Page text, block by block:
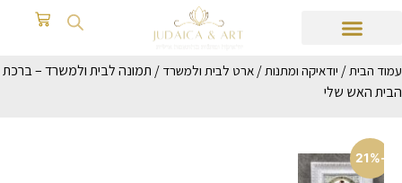
עמוד הבית/ יודאיקה ומתנות/ ארט לבית ולמשרד / תמונה לבית ולמשרד – ברכת
הבית האש שלי
-21%